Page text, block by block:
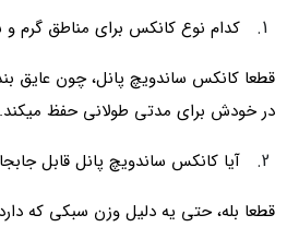
کدام نوع کانکس برای مناطق گرم
قطعا کانکس ساندویچ پانل، چون عایق
در خودش برای مدتی طولانی حفظ میکند.
آیا کانکس ساندویچ پانل قابل
قطعا بله، حتی یه دلیل وزن سبکی که